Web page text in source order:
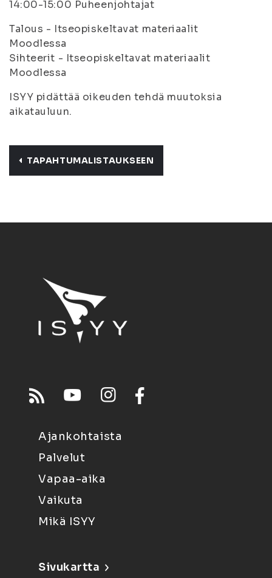
14:00-15:00 Puheenjohtajat
Talous - Itseopiskeltavat materiaalit
Moodlessa
Sihteerit - Itseopiskeltavat materiaalit
Moodlessa
ISYY pidättää oikeuden tehdä muutoksia
aikatauluun.
TAPAHTUMALISTAUKSEEN
Ajankohtaista
Palvelut
Vapaa-aika
Vaikuta
Mikä ISYY
Sivukartta